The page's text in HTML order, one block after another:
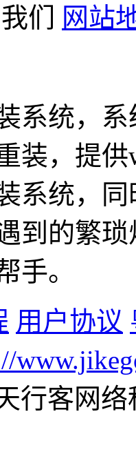
们
网站
系统，
装，提
系统，
到的繁
手。
用户协议
行客网